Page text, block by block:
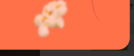
İzleyenler Nasıl Buldular?
Hikaye